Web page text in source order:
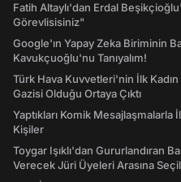
Fatih Altaylı'dan Erdal
Görevlisisiniz"
Google'ın Yapay Zeka Biriminin
Kavukçuoğlu'nu Tanıyalım!
Türk Hava Kuvvetleri'nin İlk
Gazisi Olduğu Ortaya Çıktı
Yaptıkları Komik
Kişiler
Toygar Işıklı'dan Gururlandıran
Verecek Jüri Üyeleri Arasına